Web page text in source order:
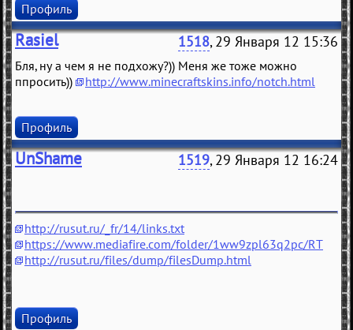
Профиль
Rasiel 1518, 29 Января 12 15:36
Бля, ну а чем я не подхожу?)) Меня же тоже можно
ппросить))
http://www.minecraftskins.info/notch.html
Профиль
UnShame 1519, 29 Января 12 16:24
http://rusut.ru/_fr/14/links.txt
https://www.mediafire.com/folder/1ww9zpl63q2pc/RT
http://rusut.ru/files/dump/filesDump.html
Профиль